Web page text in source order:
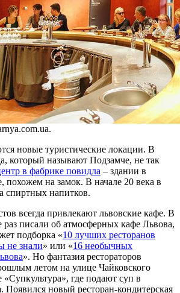
новые туристические локации. В
который называют Подзамче, не так
в фабрике повидла – здании в
похожем на замок. В начале 20 века в
спиртных напитков.
всегда привлекают львовские кафе. В
писали об атмосферных кафе Львова,
подборка «10 лучших ресторанов
не знали» или «16 необычных
». Но фантазия рестораторов
летом на улице Чайковского
«Супкультура», где подают суп в
Появился новый ресторан-кондитерская